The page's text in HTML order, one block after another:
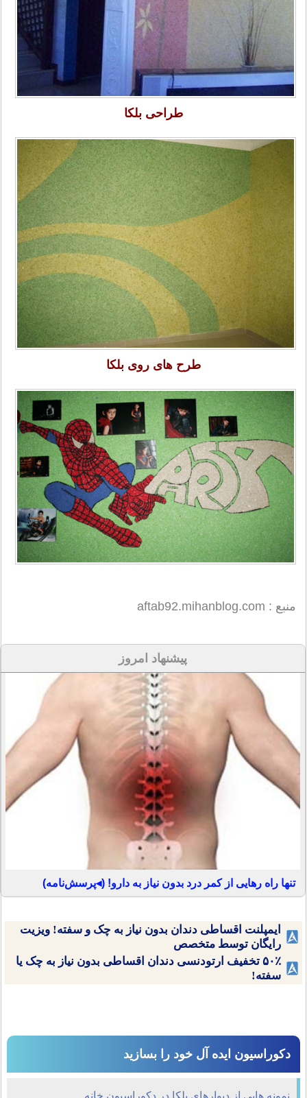
طراحی بلکا
طرح های روی بلکا
منبع : aftab92.mihanblog.com
پیشنهاد امروز
تنها راه رهایی از کمر درد بدون نیاز به دارو! (◂پرسش‌نامه)
ایمپلنت اقساطی دندان بدون نیاز به چک و سفته! ویزیت
رایگان توسط متخصص
۵۰٪ تخفیف ارتودنسی دندان اقساطی بدون نیاز به چک یا
سفته!
دکوراسیون ایده آل خود را بسازید
نمونه هایی از دیوارهای بلکا در دکوراسیون خانه